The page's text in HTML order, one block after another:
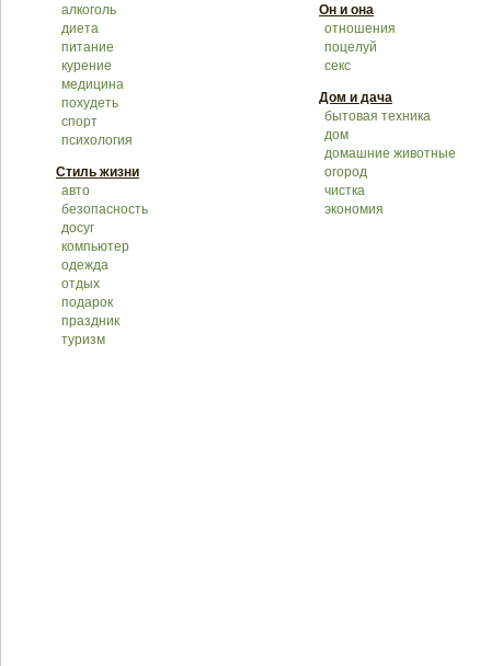
алкоголь
диета
питание
курение
медицина
похудеть
спорт
психология
Стиль жизни
авто
безопасность
досуг
компьютер
одежда
отдых
подарок
праздник
туризм
Он и она
отношения
поцелуй
секс
Дом и дача
бытовая техника
дом
домашние животные
огород
чистка
экономия